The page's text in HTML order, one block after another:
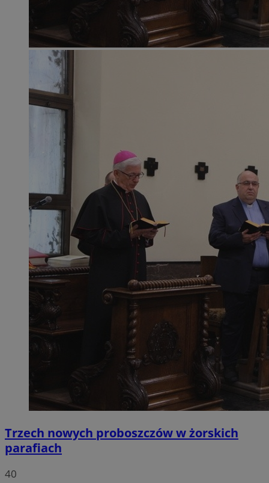
Trzech nowych proboszczów w żorskich
parafiach
40